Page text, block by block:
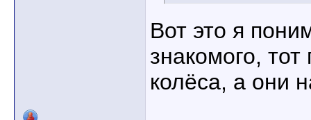
Вот это я
знакомого, тот
колёса, а они